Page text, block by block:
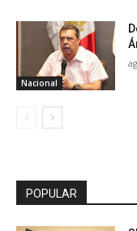
Nacional
POPULAR